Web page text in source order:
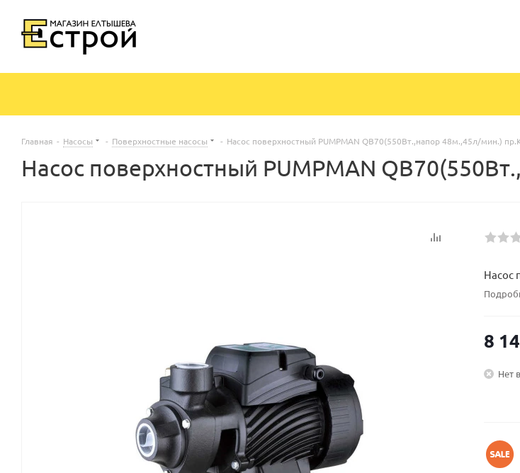
Главная - Насосы - Поверхностные насосы - Насос поверхностный PUMPMAN QB70(550Вт.,напор 48м.,45л/мин.)
Насос поверхностный PUMPMAN
Насос
8
Нет